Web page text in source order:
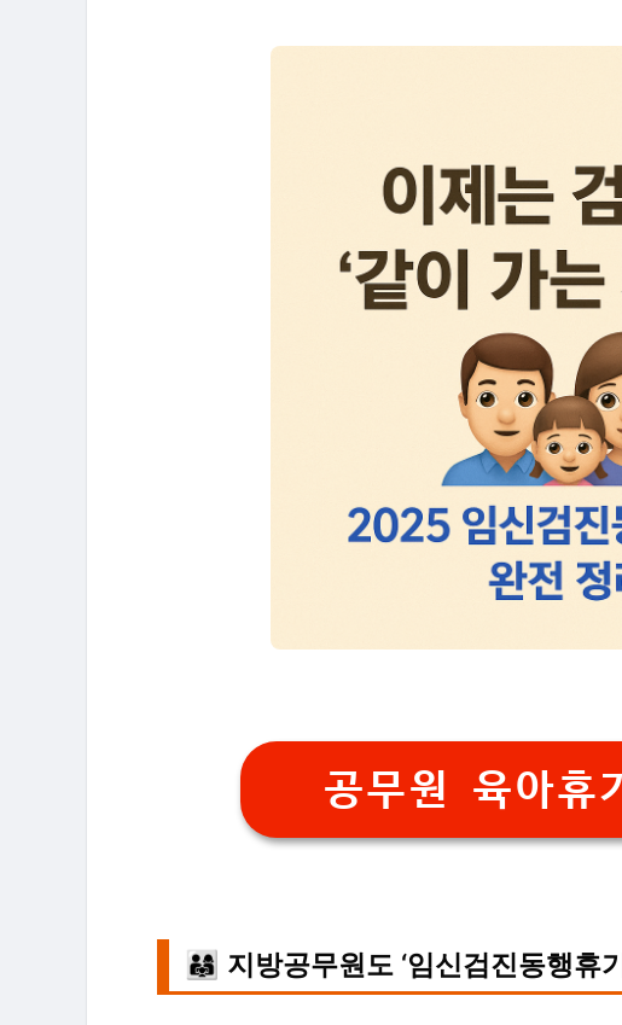
공무원 육아휴
👨‍👩‍👧 지방공무원도 ‘임신검진동행휴